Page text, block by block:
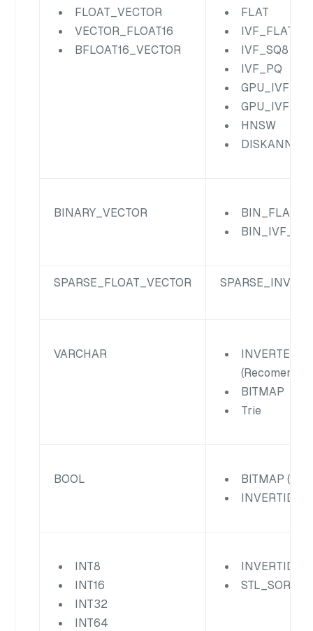
FLOAT_VECTOR
VECTOR_FLOAT16
BFLOAT16_VECTOR
FLAT
IVF_FLAT
IVF_SQ8
IVF_PQ
GPU_IVF_PQ
HNSW
DISKANN
BINARY_VECTOR
BIN_FLAT
SPARSE_FLOAT_VECTOR
VARCHAR
INVERTED
BITMAP
Trie
BOOL
BITMAP
INVERTIDO
INT8
INT16
INT32
INT64
INVERTIDO
STL_SORT